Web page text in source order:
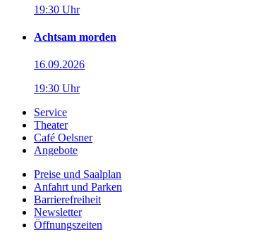
19:30 Uhr
Achtsam morden
16.09.2026
19:30 Uhr
Service
Theater
Café Oelsner
Angebote
Preise und Saalplan
Anfahrt und Parken
Barrierefreiheit
Newsletter
Öffnungszeiten